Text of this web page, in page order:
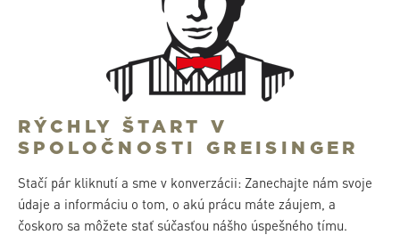
RÝCHLY ŠTART V
SPOLOČNOSTI GREISINGER
Stačí pár kliknutí a sme v konverzácii: Zanechajte nám svoje
údaje a informáciu o tom, o akú prácu máte záujem, a
čoskoro sa môžete stať súčasťou nášho úspešného tímu.